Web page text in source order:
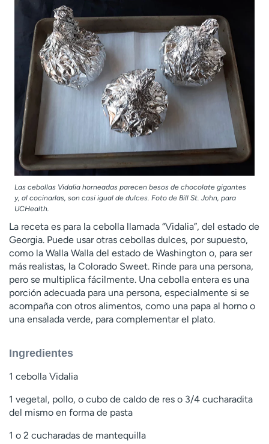
Las cebollas Vidalia horneadas parecen besos de chocolate gigantes
y, al cocinarlas, son casi igual de dulces. Foto de Bill St. John, para
UCHealth.
La receta es para la cebolla llamada “Vidalia”, del estado de
Georgia. Puede usar otras cebollas dulces, por supuesto,
como la Walla Walla del estado de Washington o, para ser
más realistas, la Colorado Sweet. Rinde para una persona,
pero se multiplica fácilmente. Una cebolla entera es una
porción adecuada para una persona, especialmente si se
acompaña con otros alimentos, como una papa al horno o
una ensalada verde, para complementar el plato.
Ingredientes
1 cebolla Vidalia
1 vegetal, pollo, o cubo de caldo de res o 3/4 cucharadita
del mismo en forma de pasta
1 o 2 cucharadas de mantequilla